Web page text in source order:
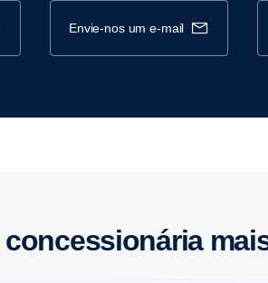
envie-nos um e-mail
concessionária